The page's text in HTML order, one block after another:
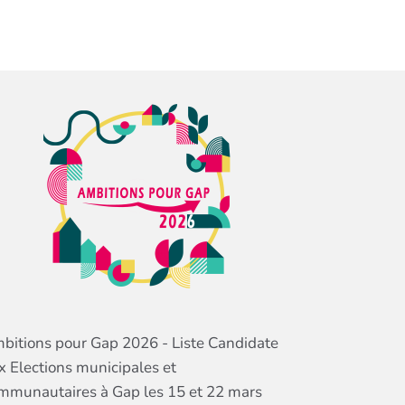
pour Gap 2026 - Liste Candidate
Elections municipales et
à Gap les 15 et 22 mars